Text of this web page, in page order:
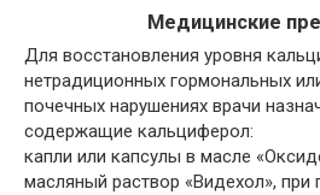
Медицинские
Для восстановления уровня
нетрадиционных гормональных
почечных нарушениях врачи
содержащие кальциферол:
капли или капсулы в масле
масляный раствор «Видехол»,